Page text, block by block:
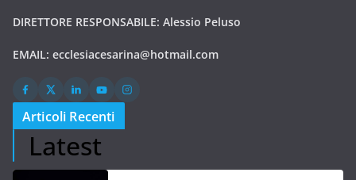
DIRETTORE RESPONSABILE: Alessio Peluso
EMAIL: ecclesiacesarina@hotmail.com
Articoli Recenti
Latest